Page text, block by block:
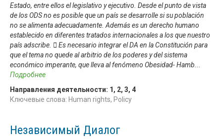
Estado, entre ellos el legislativo y ejecutivo. Desde el punto de vista
de los ODS no es posible que un país se desarrolle si su población
no se alimenta adecuadamente. Además es un derecho humano
establecido en diferentes tratados internacionales a los que nuestro
país adscribe.  Es necesario integrar el DA en la Constitución para
que el tema no quede al arbitrio de los poderes y del sistema
económico imperante, que lleva al fenómeno Obesidad- Hamb
Подробнее
Направления деятельности: 1 , 2, 3, 4
Ключевые слова: Human rights, Policy
Независимый Диалог